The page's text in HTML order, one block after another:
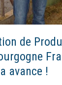
de
avance !